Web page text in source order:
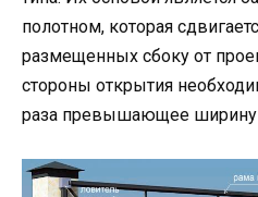
полотном, которая
размещенных сбоку от
стороны открытия
раза превышающее ширину